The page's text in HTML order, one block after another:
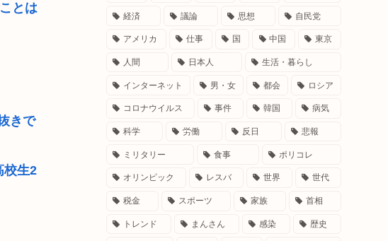
とは
きで
校生2
経済 議論 思想 自民党
アメリカ 仕事 国 中国 東京
人間 日本人 生活・暮らし
インターネット 男・女 都会 ロシア
コロナウイルス 事件 韓国 病気
科学 労働 反日 悲報
ミリタリー 食事 ポリコレ
オリンピック レスバ 世界 世代
税金 スポーツ 家族 首相
トレンド まんさん 感染 歴史